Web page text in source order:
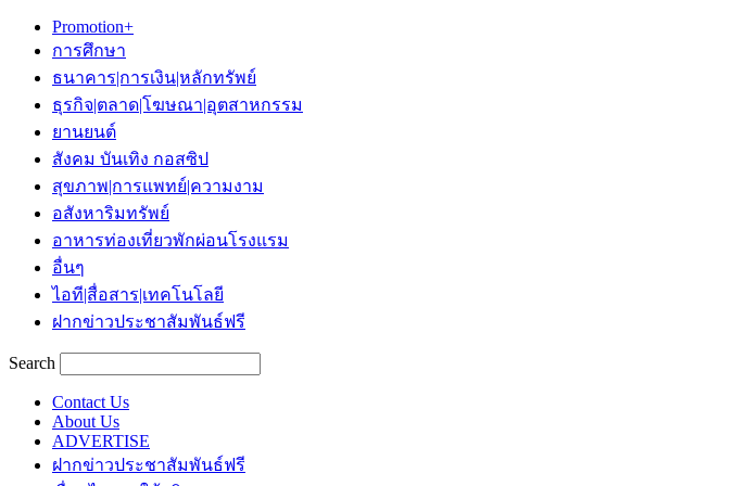
Promotion+
การศึกษา
ธนาคาร|การเงิน|หลักทรัพย์
ธุรกิจ|ตลาด|โฆษณา|อุตสาหกรรม
ยานยนต์
สังคม บันเทิง กอสซิป
สุขภาพ|การแพทย์|ความงาม
อสังหาริมทรัพย์
อาหารท่องเที่ยวพักผ่อนโรงแรม
อื่นๆ
ไอที|สื่อสาร|เทคโนโลยี
ฝากข่าวประชาสัมพันธ์ฟรี
Search
Contact Us
About Us
ADVERTISE
ฝากข่าวประชาสัมพันธ์ฟรี